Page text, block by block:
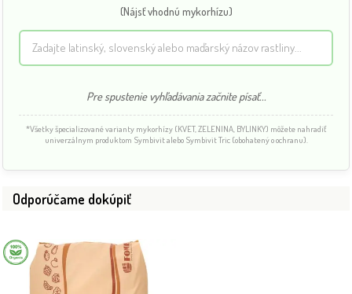
(Nájsť vhodnú mykorhízu)
Pre spustenie vyhľadávania začnite písať...
*Všetky špecializované varianty mykorhízy (KVET, ZELENINA, BYLINKY) môžete nahradiť
univerzálnym produktom Symbivit alebo Symbivit Tric (obohatený o ochranu).
Odporúčame dokúpiť